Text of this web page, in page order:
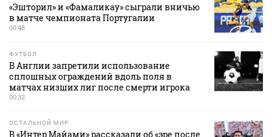
«Эшторил» и «Фамаликау» сыграли вничью
в матче чемпионата Португалии
00:48
ФУТБОЛ
В Англии запретили использование
сплошных ограждений вдоль поля в
матчах низших лиг после смерти игрока
00:32
ОСТАЛЬНОЙ МИР
В «Интер Майами» рассказали об «эре после